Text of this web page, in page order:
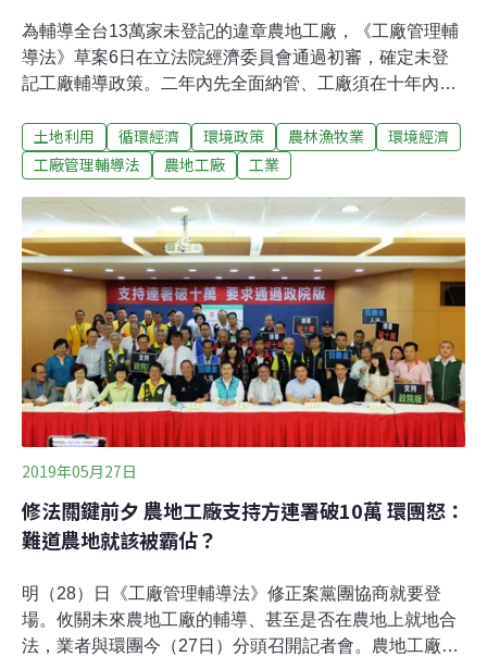
為輔導全台13萬家未登記的違章農地工廠，《工廠管理輔
導法》草案6日在立法院經濟委員會通過初審，確定未登
記工廠輔導政策。二年內先全面納管、工廠須在十年內改
合法程序，就能「原地」合法。合法化過程中，工廠必須
繳交「納管輔導金」、「營運管理金」、「回饋金」。其
被保留在今（28）日中午的立院黨團協商處理，但協商議
程最後因中央選舉委員會主委人事同意權案而取消。雖未
明訂入法，但經濟部擬定「納管輔導金」、「營運管理
金」都是年繳2到10萬，現行的回饋金標準則是公告土地
現值的50%。民進黨籍立委林岱樺希望回饋金降到5%，遭
環保團體砲轟「太誇張」，連同黨立委也擔心回饋金太
少，連合法工廠都會反彈。全國臨時工廠登記聯盟27日召
開記者會，希望回饋金計算明確入法。不過，經濟部政務
次長王美花今（28）日說明，經濟部傾向在後
土地利用 循環經濟 環境政策 農林漁牧業
環境經濟
工廠管理輔導法
農地工廠 工業
2019年05月27日
修法關鍵前夕 農地工廠支持方連署破10萬 環團怒：
難道農地就該被霸佔？
明（28）日《工廠管理輔導法》修正案黨團協商就要登
場。攸關未來農地工廠的輔導、甚至是否在農地上就地合
法，業者與環團今（27日）分頭召開記者會。農地工廠業